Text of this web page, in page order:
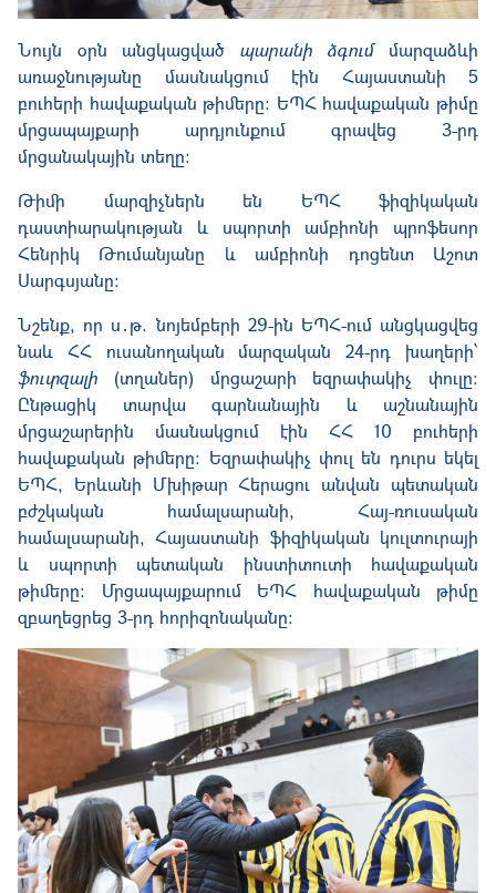
Նույն օրն անցկացվածպարանի ձգումմարզաձևի
առաջնությանը մասնակցում էին Հայաստանի 5
բուհերի հավաքական թիմերը: ԵՊՀ հավաքական թիմը
մրցապայքարի արդյունքում գրավեց 3-րդ
մրցանակային տեղը:
Թիմի մարզիչներն են ԵՊՀ ֆիզիկական
դաստիարակության և սպորտի ամբիոնի պրոֆեսոր
Հենրիկ Թումանյանը և ամբիոնի դոցենտ Աշոտ
Սարգսյանը:
Նշենք, որ ս․թ. նոյեմբերի 29-ին ԵՊՀ-ում անցկացվեց
նաև ՀՀ ուսանողական մարզական 24-րդ խաղերի՝
ֆուտզալի (տղաներ) մրցաշարի եզրափակիչ փուլը։
Ընթացիկ տարվա գարնանային և աշնանային
մրցաշարերին մասնակցում էին ՀՀ 10 բուհերի
հավաքական թիմերը: Եզրափակիչ փուլ են դուրս եկել
ԵՊՀ, Երևանի Մխիթար Հերացու անվան պետական
բժշկական համալսարանի, Հայ-ռուսական
համալսարանի, Հայաստանի ֆիզիկական կուլտուրայի
և սպորտի պետական ինստիտուտի հավաքական
թիմերը: Մրցապայքարում ԵՊՀ հավաքական թիմը
զբաղեցրեց 3-րդ հորիզոնականը: